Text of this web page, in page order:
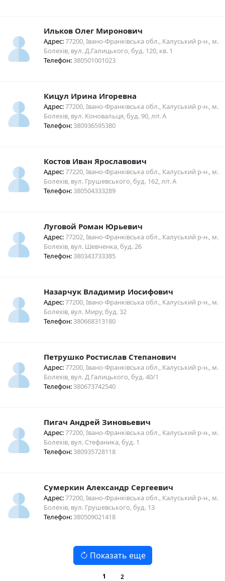
Ильков Олег Миронович
Адрес:77200, Івано-Франківська обл., Калуський р-н., м.
Болехів, вул. Д.Галицького, буд. 120, кв. 1
Телефон:380501001023
Кицул Ирина Игоревна
Адрес:77200, Івано-Франківська обл., Калуський р-н., м.
Болехів, вул. Коновальця, буд. 90, літ. А
Телефон:380936595380
Костов Иван Ярославович
Адрес:77220, Івано-Франківська обл., Калуський р-н., м.
Болехів, вул. Грушевського, буд. 162, літ. А
Телефон:380504333289
Луговой Роман Юрьевич
Адрес:77202, Івано-Франківська обл., Калуський р-н., м.
Болехів, вул. Шевченка, буд. 26
Телефон:380343733385
Назарчук Владимир Иосифович
Адрес:77200, Івано-Франківська обл., Калуський р-н., м.
Болехів, вул. Миру, буд. 32
Телефон:380668313180
Петрушко Ростислав Степанович
Адрес:77200, Івано-Франківська обл., Калуський р-н., м.
Болехів, вул. Д Галицького, буд. 40/1
Телефон:380673742540
Пигач Андрей Зиновьевич
Адрес:77200, Івано-Франківська обл., Калуський р-н., м.
Болехів, вул. Стефаника, буд. 1
Телефон:380935728118
Сумеркин Александр Сергеевич
Адрес:77200, Івано-Франківська обл., Калуський р-н., м.
Болехів, вул. Грушевського, буд. 13
Телефон:380509021418
Показать еще
1 2